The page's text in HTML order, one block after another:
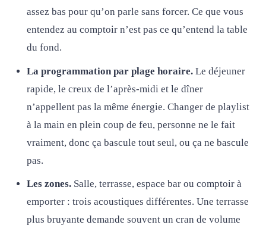
assez bas pour qu’on parle sans forcer. Ce que vous
entendez au comptoir n’est pas ce qu’entend la table
du fond.
La programmation par plage horaire.Le déjeuner
rapide, le creux de l’après-midi et le dîner
n’appellent pas la même énergie. Changer de playlist
à la main en plein coup de feu, personne ne le fait
vraiment, donc ça bascule tout seul, ou ça ne bascule
pas.
Les zones.Salle, terrasse, espace bar ou comptoir à
emporter : trois acoustiques différentes. Une terrasse
plus bruyante demande souvent un cran de volume